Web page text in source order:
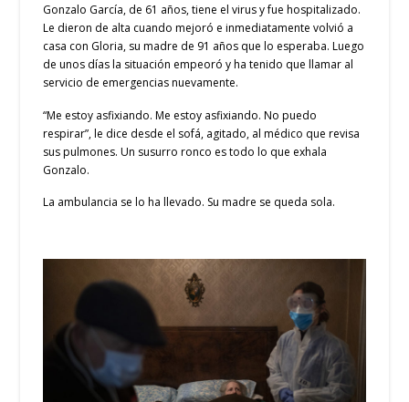
Gonzalo García, de 61 años, tiene el virus y fue hospitalizado.
Le dieron de alta cuando mejoró e inmediatamente volvió a
casa con Gloria, su madre de 91 años que lo esperaba. Luego
de unos días la situación empeoró y ha tenido que llamar al
servicio de emergencias nuevamente.
“Me estoy asfixiando. Me estoy asfixiando. No puedo
respirar”, le dice desde el sofá, agitado, al médico que revisa
sus pulmones. Un susurro ronco es todo lo que exhala
Gonzalo.
La ambulancia se lo ha llevado. Su madre se queda sola.